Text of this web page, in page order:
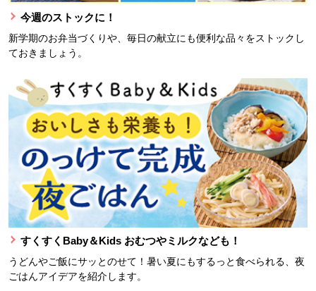
今週のストックに！
新学期のお弁当づくりや、毎日の献立にも便利な品々をストックし
ておきましょう。
すくすくBaby＆Kids おむつやミルクなども！
うどんやご飯にサッとのせて！暑い夏にもするっと食べられる、夜
ごはんアイデアを紹介します。